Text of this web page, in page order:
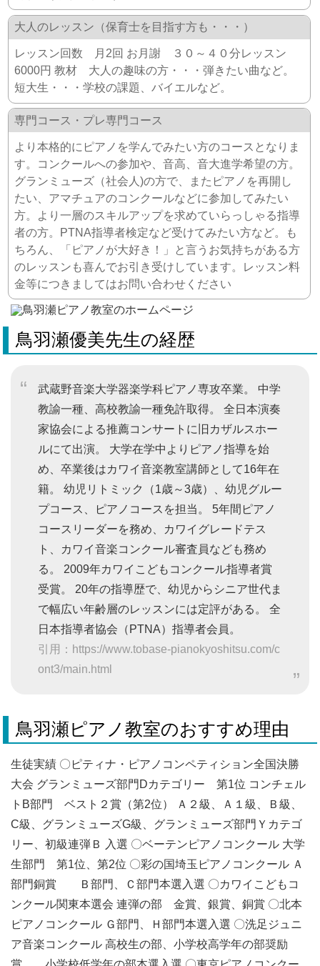
大人のレッスン（保育士を目指す方も・・・）
レッスン回数 月2回 お月謝 ３０～４０分レッスン
6000円 教材 大人の趣味の方・・・弾きたい曲など。
短大生・・・学校の課題、バイエルなど。
専門コース・プレ専門コース
より本格的にピアノを学んでみたい方のコースとなりま
す。コンクールへの参加や、音高、音大進学希望の方。
グランミューズ（社会人)の方で、またピアノを再開し
たい、アマチュアのコンクールなどに参加してみたい
方。より一層のスキルアップを求めていらっしゃる指導
者の方。PTNA指導者検定など受けてみたい方など。も
ちろん、「ピアノが大好き！」と言うお気持ちがある方
のレッスンも喜んでお引き受けしています。レッスン料
金等につきましてはお問い合わせください
鳥羽瀬優美先生の経歴
武蔵野音楽大学器楽学科ピアノ専攻卒業。 中学
教諭一種、高校教諭一種免許取得。 全日本演奏
家協会による推薦コンサートに旧カザルスホー
ルにて出演。 大学在学中よりピアノ指導を始
め、卒業後はカワイ音楽教室講師として16年在
籍。 幼児リトミック（1歳～3歳）、幼児グルー
プコース、ピアノコースを担当。 5年間ピアノ
コースリーダーを務め、カワイグレードテス
ト、カワイ音楽コンクール審査員なども務め
る。 2009年カワイこどもコンクール指導者賞
受賞。 20年の指導歴で、幼児からシニア世代ま
で幅広い年齢層のレッスンには定評がある。 全
日本指導者協会（PTNA）指導者会員。
引用：https://www.tobase-pianokyoshitsu.com/c
ont3/main.html
鳥羽瀬ピアノ教室のおすすめ理由
生徒実績 〇ピティナ・ピアノコンペティション全国決勝
大会 グランミューズ部門Dカテゴリー 第1位 コンチェル
トB部門 ベスト２賞（第2位） Ａ２級、Ａ１級、Ｂ級、
C級、グランミューズG級、グランミューズ部門Ｙカテゴ
リー、初級連弾Ｂ 入選 〇ベーテンピアノコンクール 大学
生部門 第1位、第2位 〇彩の国埼玉ピアノコンクール Ａ
部門銅賞 Ｂ部門、Ｃ部門本選入選 〇カワイこどもコ
ンクール関東本選会 連弾の部 金賞、銀賞、銅賞 〇北本
ピアノコンクール Ｇ部門、Ｈ部門本選入選 〇洗足ジュニ
ア音楽コンクール 高校生の部、小学校高学年の部奨励